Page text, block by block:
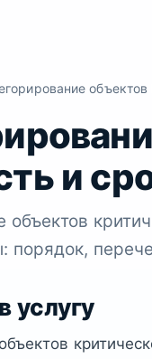
и
объектов
порядок,
услугу